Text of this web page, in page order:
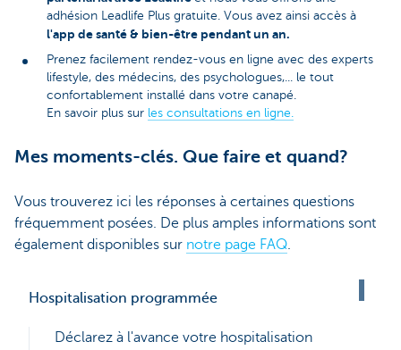
adhésion Leadlife Plus gratuite. Vous avez ainsi accès à
l'app de santé & bien-être pendant un an.
Prenez facilement rendez-vous en ligne avec des experts
lifestyle, des médecins, des psychologues,... le tout
confortablement installé dans votre canapé.
En savoir plus sur les consultations en ligne.
Mes moments-clés. Que faire et quand?
Vous trouverez ici les réponses à certaines questions
fréquemment posées. De plus amples informations sont
également disponibles sur notre page FAQ.
Hospitalisation programmée
Déclarez à l'avance votre hospitalisation